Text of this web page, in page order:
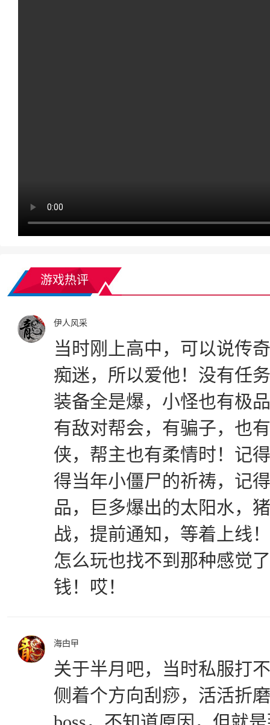
游戏热评
伊人风采
当时刚上高中，可以说传
痴迷，所以爱他！没有任
装备全是爆，小怪也有极
有敌对帮会，有骗子，也
侠，帮主也有柔情时！记
得当年小僵尸的祈祷，记
品，巨多爆出的太阳水，
战，提前通知，等着上线
怎么玩也找不到那种感觉
钱！哎！
海甴曱
关于半月吧，当时私服打
侧着个方向刮痧，活活折